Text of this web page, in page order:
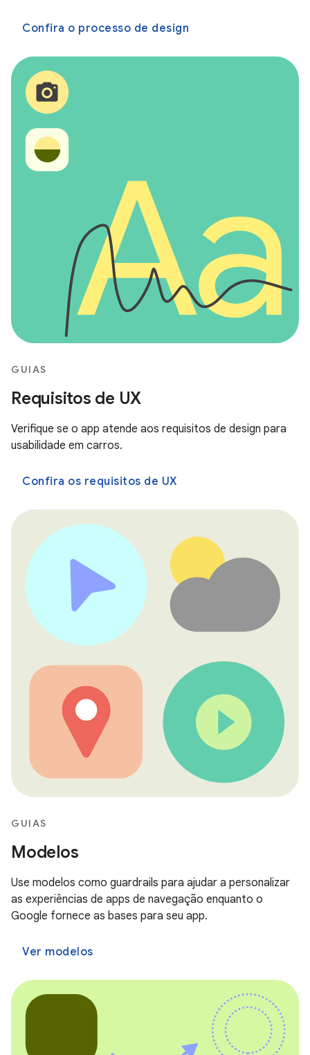
Confira o processo de design
GUIAS
Requisitos de UX
Verifique se o app atende aos requisitos de design para
usabilidade em carros.
Confira os requisitos de UX
GUIAS
Modelos
Use modelos como guardrails para ajudar a personalizar
as experiências de apps de navegação enquanto o
Google fornece as bases para seu app.
Ver modelos